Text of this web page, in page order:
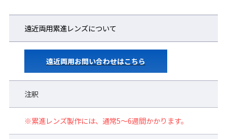
遠近両用累進レンズについて
遠近両用お問い合わせはこちら
注釈
※累進レンズ製作には、通常5～6週間かかります。